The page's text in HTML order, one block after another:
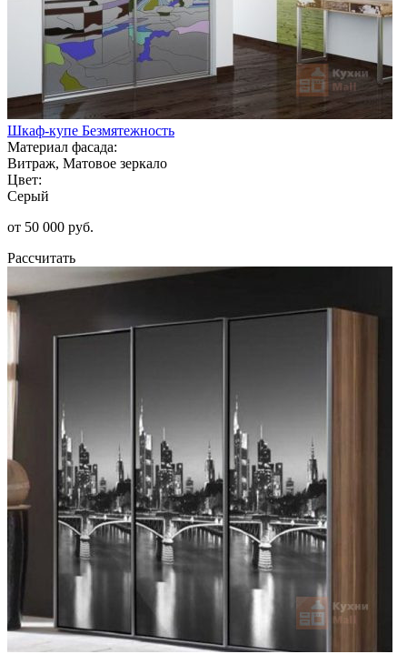
Шкаф-купе Безмятежность
Материал фасада:
Витраж, Матовое зеркало
Цвет:
Серый
от 50 000 руб.
Рассчитать